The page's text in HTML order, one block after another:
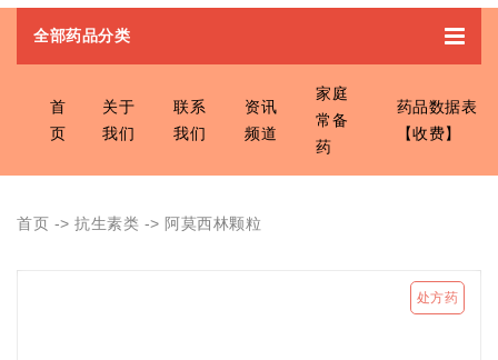
全部药品分类
首
页
关于
我们
联系
我们
资讯
频道
家庭
常备
药
药品数据表
【收费】
首页 -> 抗生素类 -> 阿莫西林颗粒